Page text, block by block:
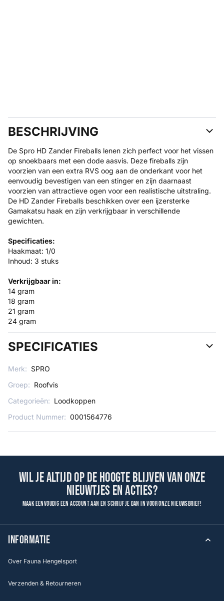
BESCHRIJVING
De Spro HD Zander Fireballs lenen zich perfect voor het vissen
op snoekbaars met een dode aasvis. Deze fireballs zijn
voorzien van een extra RVS oog aan de onderkant voor het
eenvoudig bevestigen van een stinger en zijn daarnaast
voorzien van attractieve ogen voor een realistische uitstraling.
De HD Zander Fireballs beschikken over een ijzersterke
Gamakatsu haak en zijn verkrijgbaar in verschillende
gewichten.
Specificaties:
Haakmaat: 1/0
Inhoud: 3 stuks
Verkrijgbaar in:
14 gram
18 gram
21 gram
24 gram
SPECIFICATIES
Merk: SPRO
Groep: Roofvis
Categorieën: Loodkoppen
Product Nummer: 0001564776
Wil je altijd op de hoogte blijven van onze
nieuwtjes en acties?
Maak eenvoudig een account aan en schrijf je dan in voor onze nieuwsbrief!
INFORMATIE
Over Fauna Hengelsport
Verzenden & Retourneren